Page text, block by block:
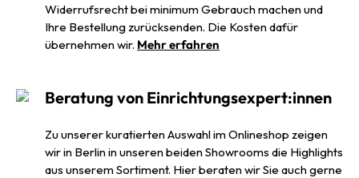
Widerrufsrecht bei minimum Gebrauch machen und
Ihre Bestellung zurücksenden. Die Kosten dafür
übernehmen wir. Mehr erfahren
Beratung von Einrichtungsexpert:innen
Zu unserer kuratierten Auswahl im Onlineshop zeigen
wir in Berlin in unseren beiden Showrooms die Highlights
aus unserem Sortiment. Hier beraten wir Sie auch gerne